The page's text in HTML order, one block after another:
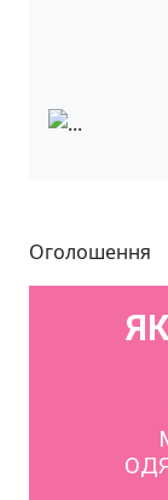
Оголошення